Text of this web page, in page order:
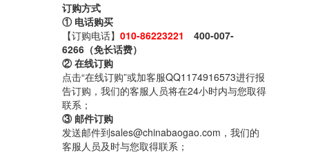
订购方式
① 电话购买
【订购电话】 010-86223221 400-007-
6266（免长话费）
② 在线订购
点击“在线订购”或加客服QQ1174916573进行报
告订购，我们的客服人员将在24小时内与您取得
联系；
③ 邮件订购
发送邮件到sales@chinabaogao.com，我们的
客服人员及时与您取得联系；